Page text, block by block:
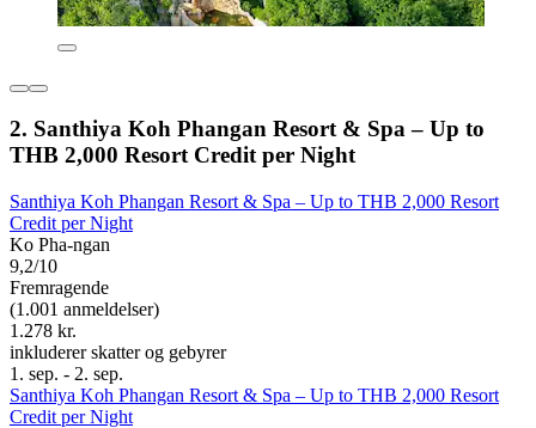
2. Santhiya Koh Phangan Resort & Spa – Up to
THB 2,000 Resort Credit per Night
Santhiya Koh Phangan Resort & Spa – Up to THB 2,000 Resort
Credit per Night
Ko Pha-ngan
9,2/10
Fremragende
(1.001 anmeldelser)
1.278 kr.
inkluderer skatter og gebyrer
1. sep. - 2. sep.
Santhiya Koh Phangan Resort & Spa – Up to THB 2,000 Resort
Credit per Night